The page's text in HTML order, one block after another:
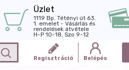
Üzlet
1119 Bp. Tétényi út 63.
1. emelet - Vásárlás és
rendelések átvétele
H-P 10-18, Szo 9-12
Regisztráció Belépés